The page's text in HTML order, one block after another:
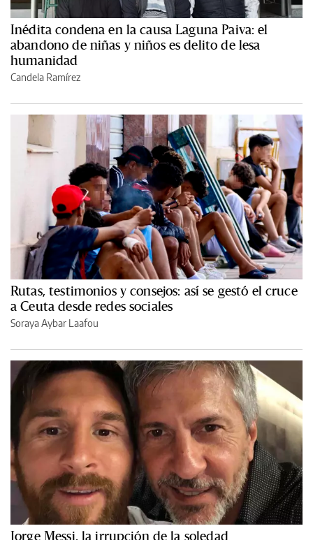
Inédita condena en la causa Laguna Paiva: el
abandono de niñas y niños es delito de lesa
humanidad
Candela Ramírez
Rutas, testimonios y consejos: así se gestó el cruce
a Ceuta desde redes sociales
Soraya Aybar Laafou
Jorge Messi, la irrupción de la soledad